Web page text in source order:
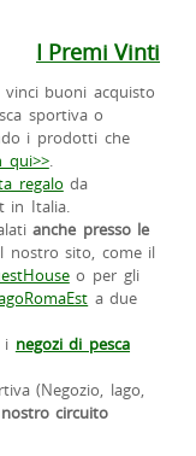
I Premi Vinti
buoni acquisto
sportiva o
i prodotti che
qui>>.
regalo da
in Italia.
anche presso le
nostro sito, come il
o per gli
a due
i negozi di pesca
(Negozio, lago,
circuito